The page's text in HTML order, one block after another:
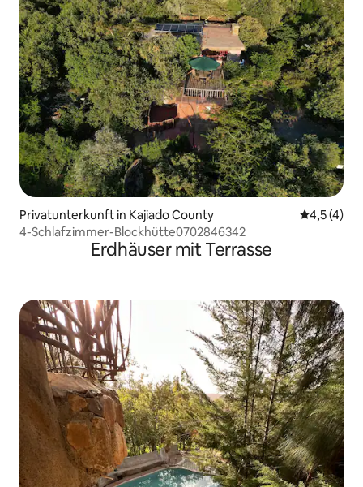
Privatunterkunft in Kajiado County
4,5 (4)
4-Schlafzimmer-Blockhütte0702846342
Erdhäuser mit Terrasse